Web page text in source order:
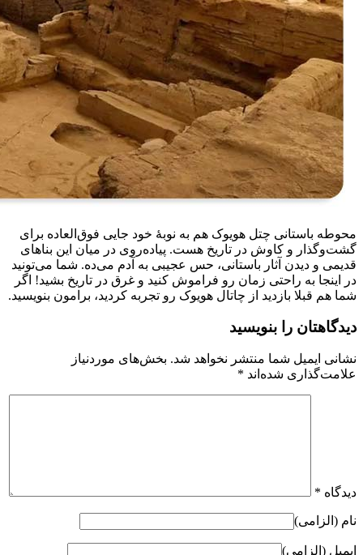
محوطه باستانی چتل هویوک هم به نوبهٔ خود جایی فوق‌العاده برای
گشت‌وگذار و کاوش در تاریخ هست. پیاده‌روی در میان این بناهای
قدیمی و دیدن آثار باستانی، حس عجیبی به آدم می‌ده. شما می‌تونید
در اینجا به راحتی زمان رو فراموش کنید و غرق در تاریخ بشید! اگر
شما هم قبلا بازدید از چاتال هویوک رو تجربه کردید، برامون بنویسید.
دیدگاهتان را بنویسید
نشانی ایمیل شما منتشر نخواهد شد. بخش‌های موردنیاز
علامت‌گذاری شده‌اند *
دیدگاه *
نام (الزامی)
ایمیل (الزامی)